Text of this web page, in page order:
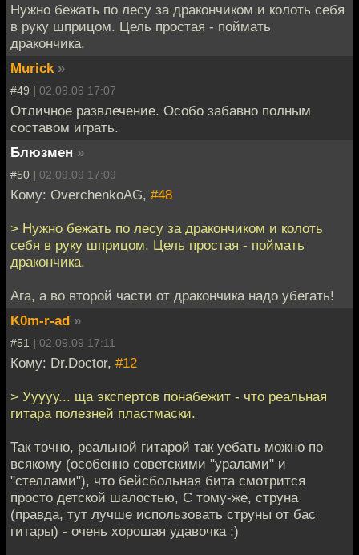
Нужно бежать по лесу за дракончиком и колоть себя
в руку шприцом. Цель простая - поймать
дракончика.
Murick »
#49 | 02.09.09 17:07
Отличное развлечение. Особо забавно полным
составом играть.
Блюзмен »
#50 | 02.09.09 17:09
Кому: OverchenkoAG, #48
> Нужно бежать по лесу за дракончиком и колоть
себя в руку шприцом. Цель простая - поймать
дракончика.
Ага, а во второй части от дракончика надо убегать!
K0m-r-ad »
#51 | 02.09.09 17:11
Кому: Dr.Doctor, #12
> Ууууу... ща экспертов понабежит - что реальная
гитара полезней пластмаски.
Так точно, реальной гитарой так уебать можно по
всякому (особенно советскими "уралами" и
"стеллами"), что бейсбольная бита смотрится
просто детской шалостью, С тому-же, струна
(правда, тут лучше использовать струны от бас
гитары) - очень хорошая удавочка ;)